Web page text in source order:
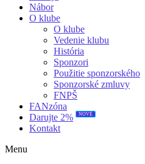
Nábor
O klube
O klube
Vedenie klubu
História
Sponzori
Použitie sponzorského
Sponzorské zmluvy
FNPŠ
FANzóna
Darujte 2%
NOVÉ
Kontakt
Menu